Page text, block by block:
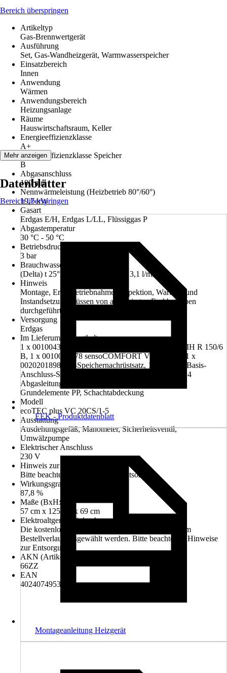
Bereich überspringen
Artikeltyp
Gas-Brennwertgerät
Ausführung
Set, Gas-Wandheizgerät, Warmwasserspeicher
Einsatzbereich
Innen
Anwendung
Wärmen
Anwendungsbereich
Heizungsanlage
Räume
Hauswirtschaftsraum, Keller
Energieeffizienzklasse
A+
Energieeffizienzklasse Speicher
B
Abgasanschluss
100 mm
Nennwärmeleistung (Heizbetrieb 80°/60°)
19,7 kW
Gasart
Erdgas E/H, Erdgas L/LL, Flüssiggas P
Abgastemperatur
30 °C - 50 °C
Betriebsdruck
3 bar
Brauchwasserdurchsatz
(Delta) t 25°K (von 10° auf 35°) 13,1 l/min
Hinweis
Montage, Erstinbetriebnahme, Inspektion, Wartung und
Instandsetzung müssen von autorisierten Fachbetrieben
durchgeführt werden.
Versorgung
Erdgas
Im Lieferumfang enthalten
1 x 0010043898 VC 20 CS/1-5, 1 x 0010015947 VIH R 150/6
B, 1 x 0010045478 sensoCOMFORT VRC 720/3, 1 x
0020201898 VC-Speichernachrüstsatz, 1 x 303920 Basis-
Anschluss-Set, konzentrischer Anschluss, 1 x 303514
Abgasleitungs-Pack flexibel (15 m), 1 x 303510 -
Grundelemente PP, Schachtabdeckung
Modell
ecoTEC plus VC 20CS/1-5
Ausstattung
Ausdehungsgefäß, Manometer, Sicherheitsventil,
Umwälzpumpe
Elektrischer Anschluss
230 V
Hinweis zur Entsorgung
Bitte beachte die Hinweise zur Entsorgung
Wirkungsgrad
87,8 %
Maße (BxHxT)
57 cm x 125 cm x 69 cm
Elektroaltgerät-Rücknahme
Die kostenlose Rückgabe des Elektro-Geräts kann im
Bestellverlauf ausgewählt werden. Bitte beachte die Hinweise
zur Entsorgung.
AKN (Artikelkurznummer)
66ZZ
EAN
4024074953624
Mehr anzeigen
Datenblätter
Bereich überspringen
EEK - Produktdatenblatt
Montageanleitung Heizgerät